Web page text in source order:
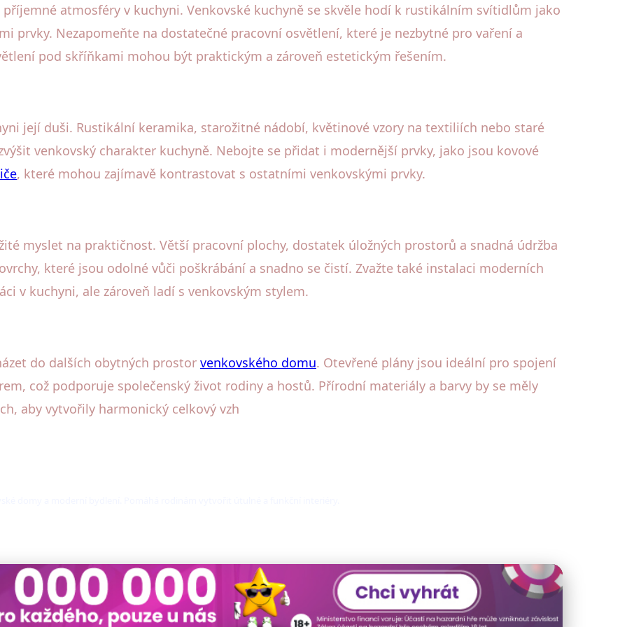
atmosféry v kuchyni. Venkovské kuchyně se skvěle hodí k rustikálním svítidlům jako
prvky. Nezapomeňte na dostatečné pracovní osvětlení, které je nezbytné pro vaření a
pod skříňkami mohou být praktickým a zároveň estetickým řešením.
její duši. Rustikální keramika, starožitné nádobí, květinové vzory na textiliích nebo staré
venkovský charakter kuchyně. Nebojte se přidat i modernější prvky, jako jsou kovové
, které mohou zajímavě kontrastovat s ostatními venkovskými prvky.
myslet na praktičnost. Větší pracovní plochy, dostatek úložných prostorů a snadná údržba
které jsou odolné vůči poškrábání a snadno se čistí. Zvažte také instalaci moderních
v kuchyni, ale zároveň ladí s venkovským stylem.
do dalších obytných prostor venkovského domu. Otevřené plány jsou ideální pro spojení
což podporuje společenský život rodiny a hostů. Přírodní materiály a barvy by se měly
aby vytvořily harmonický celkový vzh